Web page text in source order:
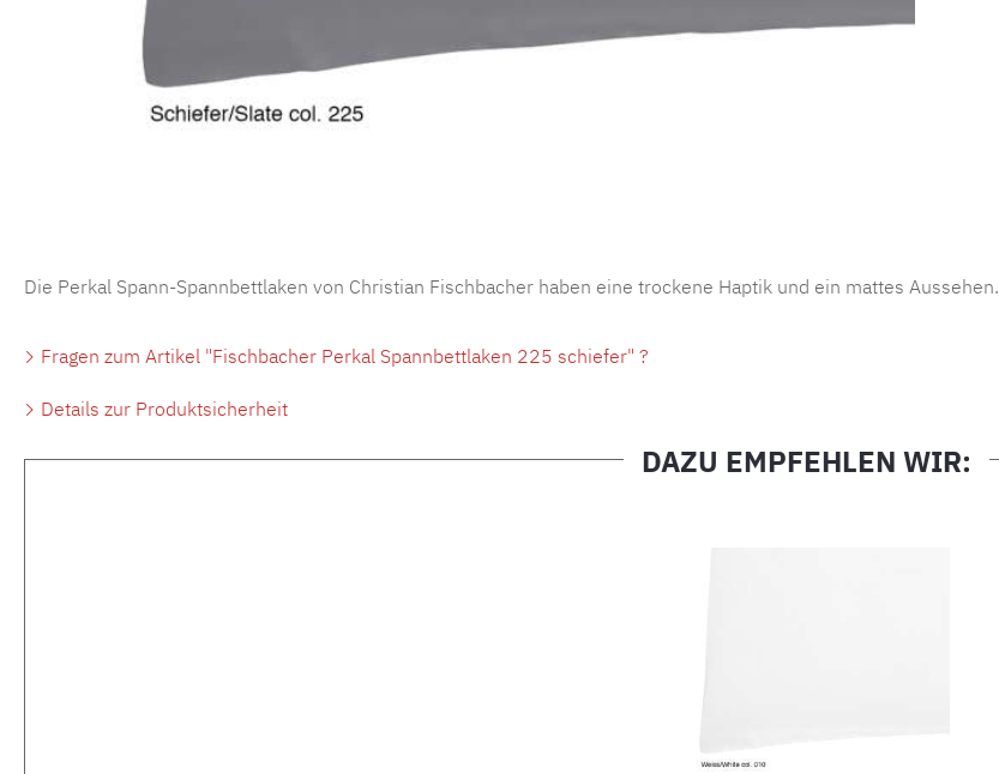
Die Perkal Spann-Spannbettlaken von Christian Fischbacher haben eine trockene Haptik und ein mattes Aussehen.
Fragen zum Artikel "Fischbacher Perkal Spannbettlaken 225 schiefer" ?
Details zur Produktsicherheit
DAZU EMPFEHLEN WIR: